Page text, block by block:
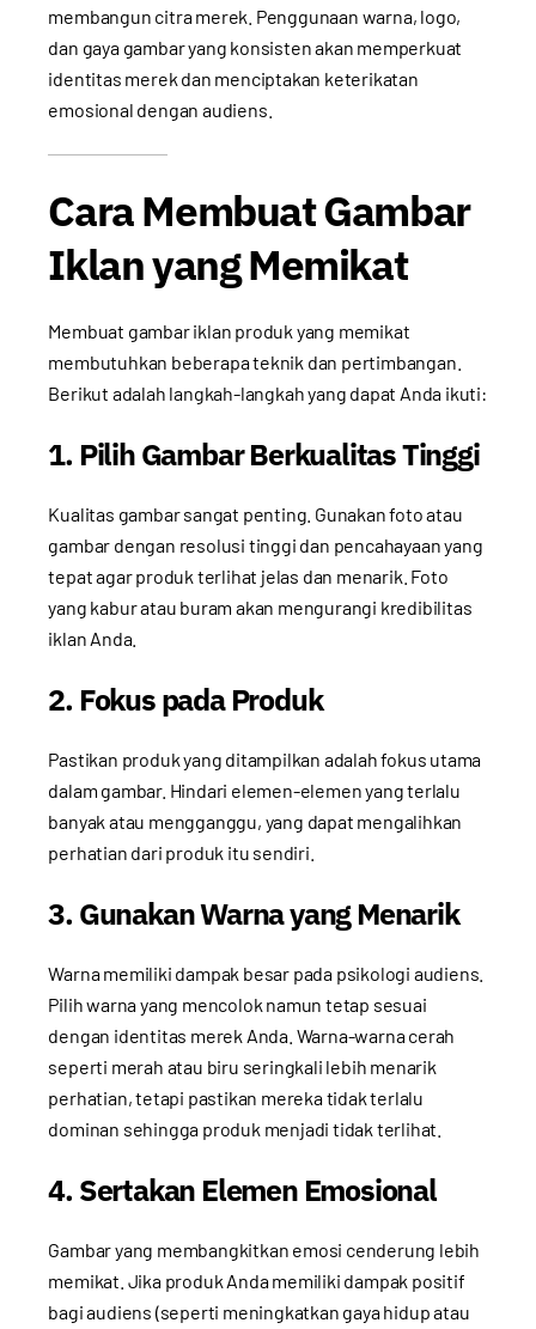
membangun citra merek. Penggunaan warna, logo,
dan gaya gambar yang konsisten akan memperkuat
identitas merek dan menciptakan keterikatan
emosional dengan audiens.
Cara Membuat Gambar
Iklan yang Memikat
Membuat gambar iklan produk yang memikat
membutuhkan beberapa teknik dan pertimbangan.
Berikut adalah langkah-langkah yang dapat Anda ikuti:
1. Pilih Gambar Berkualitas Tinggi
Kualitas gambar sangat penting. Gunakan foto atau
gambar dengan resolusi tinggi dan pencahayaan yang
tepat agar produk terlihat jelas dan menarik. Foto
yang kabur atau buram akan mengurangi kredibilitas
iklan Anda.
2. Fokus pada Produk
Pastikan produk yang ditampilkan adalah fokus utama
dalam gambar. Hindari elemen-elemen yang terlalu
banyak atau mengganggu, yang dapat mengalihkan
perhatian dari produk itu sendiri.
3. Gunakan Warna yang Menarik
Warna memiliki dampak besar pada psikologi audiens.
Pilih warna yang mencolok namun tetap sesuai
dengan identitas merek Anda. Warna-warna cerah
seperti merah atau biru seringkali lebih menarik
perhatian, tetapi pastikan mereka tidak terlalu
dominan sehingga produk menjadi tidak terlihat.
4. Sertakan Elemen Emosional
Gambar yang membangkitkan emosi cenderung lebih
memikat. Jika produk Anda memiliki dampak positif
bagi audiens (seperti meningkatkan gaya hidup atau